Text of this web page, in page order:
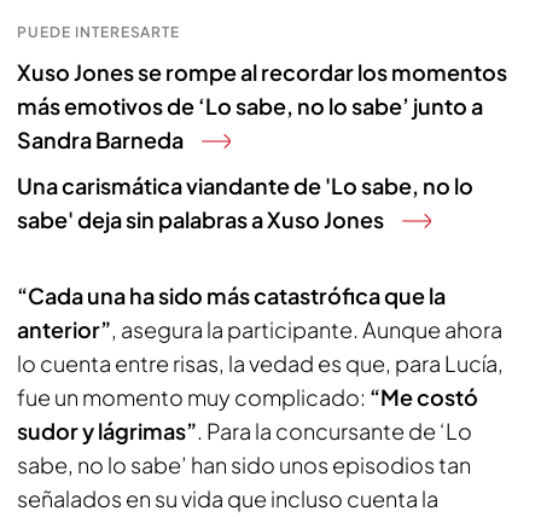
PUEDE INTERESARTE
Xuso Jones se rompe al recordar los momentos
más emotivos de ‘Lo sabe, no lo sabe’ junto a
Sandra Barneda
Una carismática viandante de 'Lo sabe, no lo
sabe' deja sin palabras a Xuso Jones
“Cada una ha sido más catastrófica que la
anterior”, asegura la participante. Aunque ahora
lo cuenta entre risas, la vedad es que, para Lucía,
fue un momento muy complicado: “Me costó
sudor y lágrimas”. Para la concursante de ‘Lo
sabe, no lo sabe’ han sido unos episodios tan
señalados en su vida que incluso cuenta la